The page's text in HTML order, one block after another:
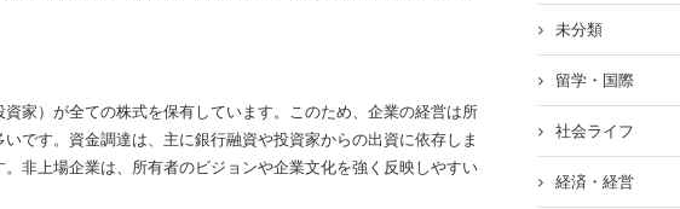
家）が全ての株式を保有しています。このため、企業の経営は所
です。資金調達は、主に銀行融資や投資家からの出資に依存しま
非上場企業は、所有者のビジョンや企業文化を強く反映しやすい
未分類
留学・国際
社会ライフ
経済・経営